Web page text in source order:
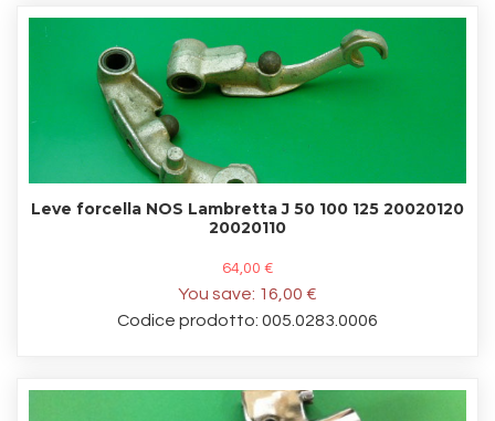
Leve forcella NOS Lambretta J 50 100 125 20020120
20020110
64,00 €
You save: 16,00 €
Codice prodotto: 005.0283.0006